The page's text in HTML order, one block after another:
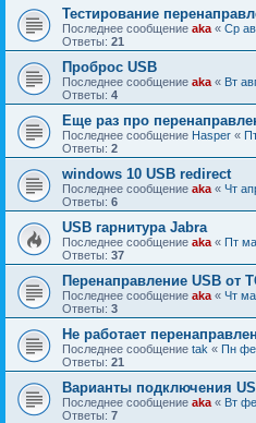
Тестирование
Последнее сообщение aka « Ср
Ответы: 21
Проброс USB
Последнее сообщение aka « Вт
Ответы: 4
Еще раз про
Последнее сообщение Hasper «
Ответы: 2
windows 10 USB redirect
Последнее сообщение aka « Чт
Ответы: 6
USB гарнитура Jabra
Последнее сообщение aka « Пт
Ответы: 37
Перенаправление USB от
Последнее сообщение aka « Чт
Ответы: 3
Не работает
Последнее сообщение tak « Пн
Ответы: 21
Варианты подключения
Последнее сообщение aka « Вт
Ответы: 7